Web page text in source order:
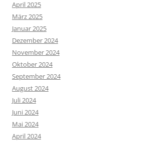
April 2025
März 2025
Januar 2025
Dezember 2024
November 2024
Oktober 2024
September 2024
August 2024
Juli 2024
Juni 2024
Mai 2024
April 2024